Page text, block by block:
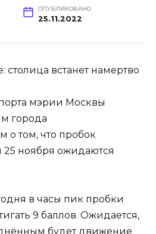
ОПУБЛИКОВАНО
25.11.2022
мэрии Москвы
города
о том, что пробок
25 ноября ожидаются
в часы пик пробки
9 баллов. Ожидается,
будет движение